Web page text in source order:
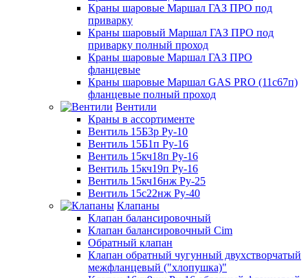
Краны шаровые Маршал ГАЗ ПРО под
приварку
Краны шаровый Маршал ГАЗ ПРО под
приварку полный проход
Краны шаровые Маршал ГАЗ ПРО
фланцевые
Краны шаровые Маршал GAS PRO (11с67п)
фланцевые полный проход
Вентили
Краны в ассортименте
Вентиль 15Б3р Ру-10
Вентиль 15Б1п Ру-16
Вентиль 15кч18п Ру-16
Вентиль 15кч19п Ру-16
Вентиль 15кч16нж Ру-25
Вентиль 15с22нж Ру-40
Клапаны
Клапан балансировочный
Клапан балансировочный Cim
Обратный клапан
Клапан обратный чугунный двухстворчатый
межфланцевый ("хлопушка)"